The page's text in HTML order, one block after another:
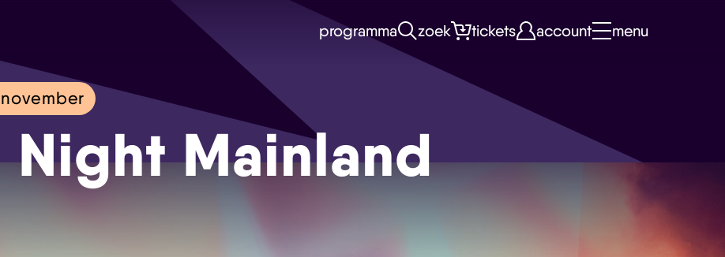
programma zoek tickets account menu
Night Mainland